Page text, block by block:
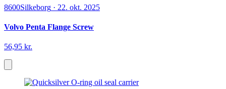
8600Silkeborg · 22. okt. 2025
Volvo Penta Flange Screw
56,95 kr.